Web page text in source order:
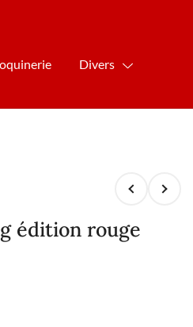
Divers
édition rouge